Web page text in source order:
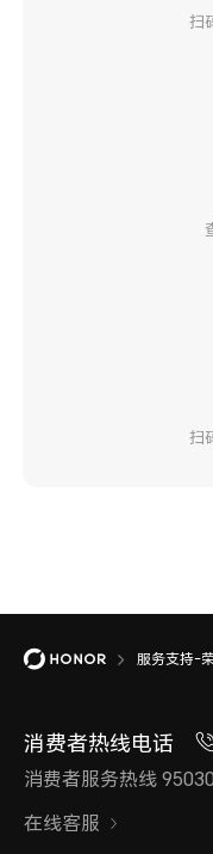
扫
扫
服务支持-
消费者热线电话
消费者服务热线 95030
在线客服